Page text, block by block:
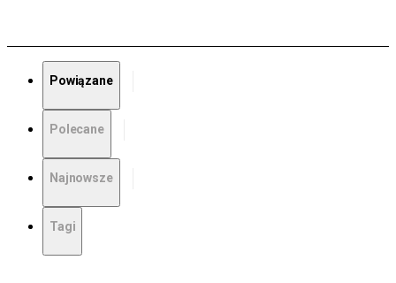
Powiązane
Polecane
Najnowsze
Tagi